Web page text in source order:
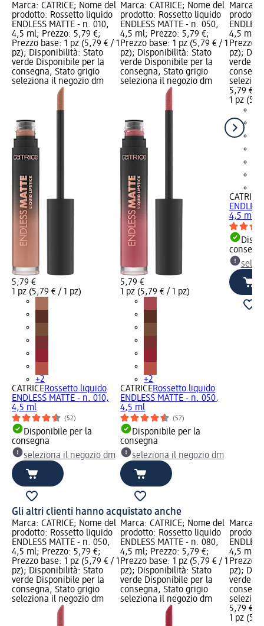
Marca: CATRICE; Nome del
prodotto: Rossetto liquido
ENDLESS MATTE - n. 010,
4,5 ml; Prezzo: 5,79 €;
Prezzo base: 1 pz (5,79 € / 1
pz); Disponibilità: Stato
verde Disponibile per la
consegna, Stato grigio
seleziona il negozio dm
5,79 €
1 pz (5,79 € / 1 pz)
+2
CATRICERossetto liquido
ENDLESS MATTE - n. 010,
4,5 ml
(52)
Disponibile per la
consegna
seleziona il negozio dm
Marca: CATRICE; Nome del
prodotto: Rossetto liquido
ENDLESS MATTE - n. 050,
4,5 ml; Prezzo: 5,79 €;
Prezzo base: 1 pz (5,79 € / 1
pz); Disponibilità: Stato
verde Disponibile per la
consegna, Stato grigio
seleziona il negozio dm
5,79 €
1 pz (5,79 € / 1 pz)
+2
CATRICERossetto liquido
ENDLESS MATTE - n. 050,
4,5 ml
(57)
Disponibile per la
consegna
seleziona il negozio dm
Marca:
4,5 ml;
Prezzo
pz);
verde
5,79 €
1 pz
CATRICE
4,5 ml
Gli altri clienti hanno acquistato anche
Marca: CATRICE; Nome del
prodotto: Rossetto liquido
ENDLESS MATTE - n. 050,
4,5 ml; Prezzo: 5,79 €;
Prezzo base: 1 pz (5,79 € / 1
pz); Disponibilità: Stato
verde Disponibile per la
consegna, Stato grigio
seleziona il negozio dm
Marca: CATRICE; Nome del
prodotto: Rossetto liquido
ENDLESS MATTE - n. 080,
4,5 ml; Prezzo: 5,79 €;
Prezzo base: 1 pz (5,79 € / 1
pz); Disponibilità: Stato
verde Disponibile per la
consegna, Stato grigio
seleziona il negozio dm
Marca:
4,5 ml;
Prezzo
pz);
verde
5,79 €
1 pz